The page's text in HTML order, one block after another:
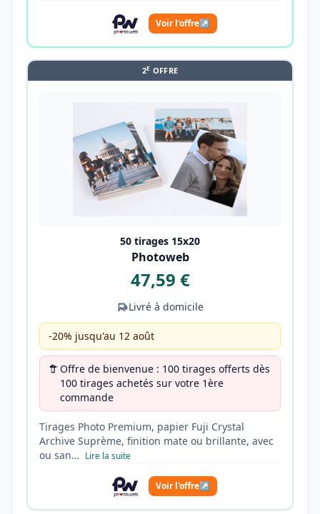
Voir l'offre↗
2E OFFRE
50 tirages 15x20
Photoweb
47,59 €
Livré à domicile
-20% jusqu'au 12 août
Offre de bienvenue : 100 tirages offerts dès
100 tirages achetés sur votre 1ère
commande
Tirages Photo Premium, papier Fuji Crystal
Archive Suprème, finition mate ou brillante, avec
ou san… Lire la suite
Voir l'offre↗